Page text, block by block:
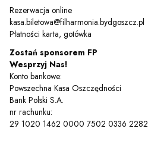
Rezerwacja online
kasa.biletowa@filharmonia.bydgoszcz.pl
Płatności karta, gotówka
Zostań sponsorem FP
Wesprzyj Nas!
Konto bankowe:
Powszechna Kasa Oszczędności
Bank Polski S.A.
nr rachunku:
29 1020 1462 0000 7502 0336 2282